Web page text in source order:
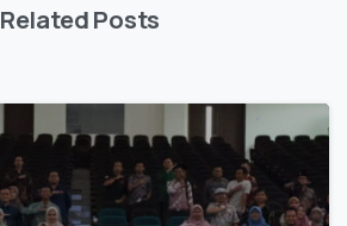
Related Posts